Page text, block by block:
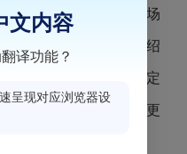
都超市活动现场，市场
来往的消费者详细介绍
设的定义概念、平台定
费者对“一品一码”有更
文内容
译功能？
呈现对应浏览器设